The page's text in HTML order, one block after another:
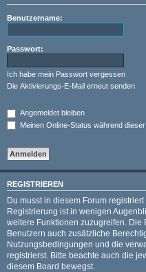
Benutzername:
Passwort:
Ich habe mein Passwort vergessen
Die Aktivierungs-E-Mail erneut senden
Angemeldet bleiben
Meinen Online-Status während
REGISTRIEREN
Du musst in diesem Forum
Registrierung ist in wenigen
weitere Funktionen zuzugreifen. Die
Benutzern auch zusätzliche
Nutzungsbedingungen und die
registrierst. Bitte beachte auch die
diesem Board bewegst.